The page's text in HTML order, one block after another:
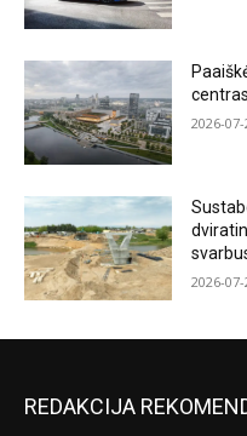
centras
2026-
2026-
REDAKCIJA